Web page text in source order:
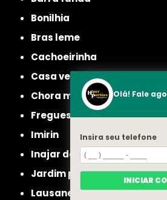
bonilhia
bras leme
cachoeirinha
casa verde
chora menino
freguesia do ó
imirin
inajar de souza
jardim picolo
lausane
Olá! Fale
Insira seu telefone
INICIAR